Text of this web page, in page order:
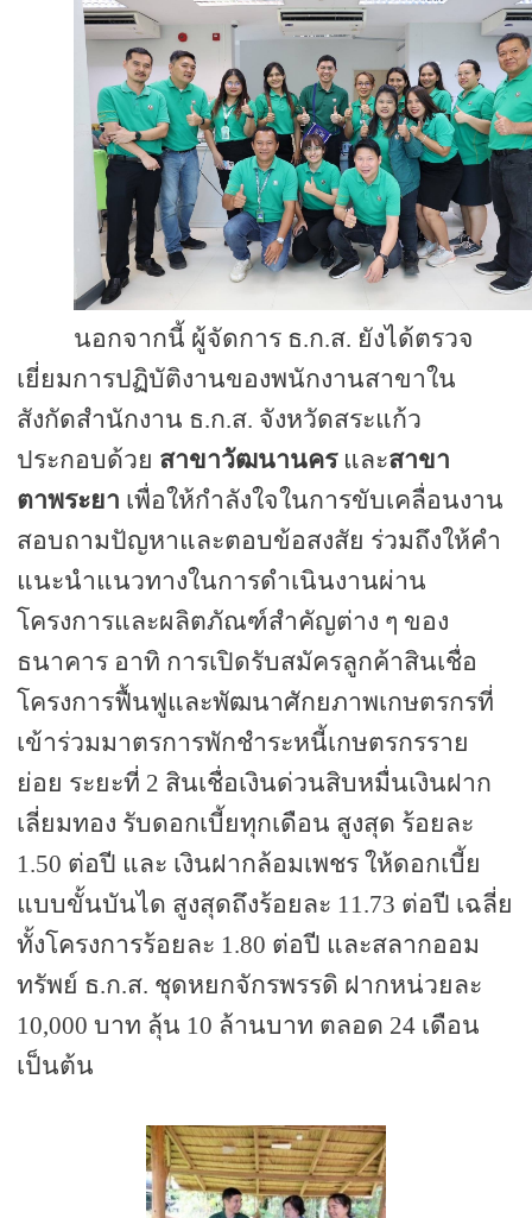
นอกจากนี้ ผู้จัดการ ธ.ก.ส. ยังได้ตรวจ
เยี่ยมการปฏิบัติงานของพนักงานสาขาใน
สังกัดสำนักงาน ธ.ก.ส. จังหวัดสระแก้ว
ประกอบด้วย สาขาวัฒนานครและสาขา
ตาพระยา เพื่อให้กำลังใจในการขับเคลื่อนงาน
สอบถามปัญหาและตอบข้อสงสัย ร่วมถึงให้คำ
แนะนำแนวทางในการดำเนินงานผ่าน
โครงการและผลิตภัณฑ์สำคัญต่าง ๆ ของ
ธนาคาร อาทิ การเปิดรับสมัครลูกค้าสินเชื่อ
โครงการฟื้นฟูและพัฒนาศักยภาพเกษตรกรที่
เข้าร่วมมาตรการพักชำระหนี้เกษตรกรราย
ย่อย ระยะที่ 2 สินเชื่อเงินด่วนสิบหมื่นเงินฝาก
เลี่ยมทอง รับดอกเบี้ยทุกเดือน สูงสุด ร้อยละ
1.50 ต่อปี และ เงินฝากล้อมเพชร ให้ดอกเบี้ย
แบบขั้นบันได สูงสุดถึงร้อยละ 11.73 ต่อปี เฉลี่ย
ทั้งโครงการร้อยละ 1.80 ต่อปี และสลากออม
ทรัพย์ ธ.ก.ส. ชุดหยกจักรพรรดิ ฝากหน่วยละ
10,000 บาท ลุ้น 10 ล้านบาท ตลอด 24 เดือน
เป็นต้น